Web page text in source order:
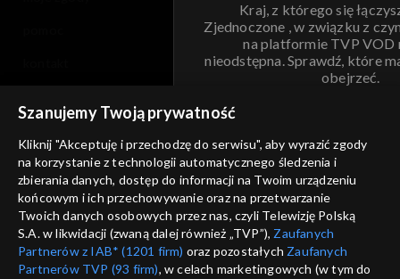
Sezon 17
Sezon 16
Sezon 15
Sezon 14
Kraj, z którego się
Zjednoczone , w związku z
na platformie TVP VOD
nieodstępna. Sprawdź, które
obejrzeć.
ANULUJ
informacje o dostawcy usług
Szanujemy Twoją prywatność
Kliknij "Akceptuję i przechodzę do serwisu", aby wyrazić zgody
na korzystanie z technologii automatycznego śledzenia i
zbierania danych, dostęp do informacji na Twoim urządzeniu
końcowym i ich przechowywanie oraz na przetwarzanie
Twoich danych osobowych przez nas, czyli Telewizję Polską
S.A. w likwidacji (zwaną dalej również „TVP”), Zaufanych
Partnerów z IAB* (1201 firm) oraz pozostałych Zaufanych
Partnerów TVP (93 firm), w celach marketingowych (w tym do